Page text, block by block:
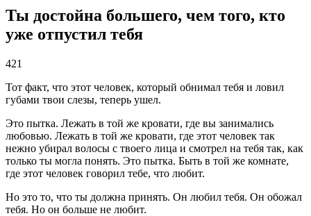
Ты достойна большего, чем того, кто
уже отпустил тебя
421
Тот факт, что этот человек, который обнимал тебя и ловил
губами твои слезы, теперь ушел.
Это пытка. Лежать в той же кровати, где вы занимались
любовью. Лежать в той же кровати, где этот человек так
нежно убирал волосы с твоего лица и смотрел на тебя так, как
только ты могла понять. Это пытка. Быть в той же комнате,
где этот человек говорил тебе, что любит.
Но это то, что ты должна принять. Он любил тебя. Он обожал
тебя. Но он больше не любит.